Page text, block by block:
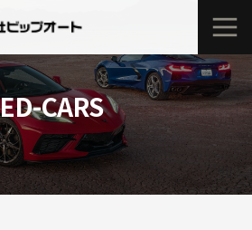
CARS